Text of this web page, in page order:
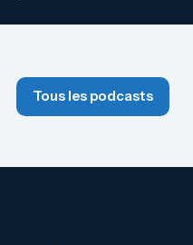
Tous les podcasts